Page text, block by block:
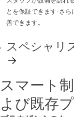
とを保証できます-さ
善できます。
スペシャリ
スマート
よび既存